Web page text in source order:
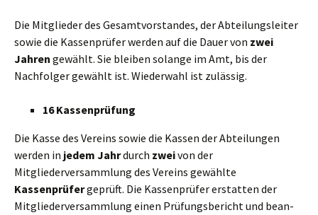
Die Mitglieder des Gesamtvorstandes, der Abteilungsleiter
sowie die Kassenprüfer werden auf die Dauer von zwei
Jahren gewählt. Sie bleiben solange im Amt, bis der
Nachfolger gewählt ist. Wiederwahl ist zulässig.
16 Kassenprüfung
Die Kasse des Vereins sowie die Kassen der Abteilungen
werden in jedem Jahrdurch zweivon der
Mitgliederversammlung des Vereins gewählte
Kassenprüfergeprüft. Die Kassenprüfer erstatten der
Mitgliederversammlung einen Prüfungsbericht und bean-